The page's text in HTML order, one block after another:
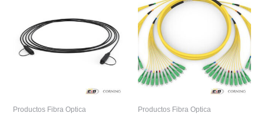
Productos Fibra Optica Productos Fibra Optica